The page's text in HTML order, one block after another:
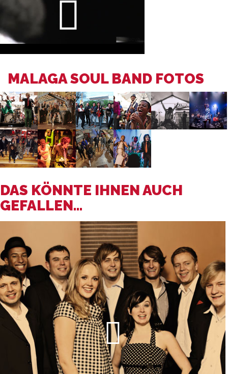
MALAGA SOUL BAND FOTOS
DAS KÖNNTE IHNEN AUCH
GEFALLEN...